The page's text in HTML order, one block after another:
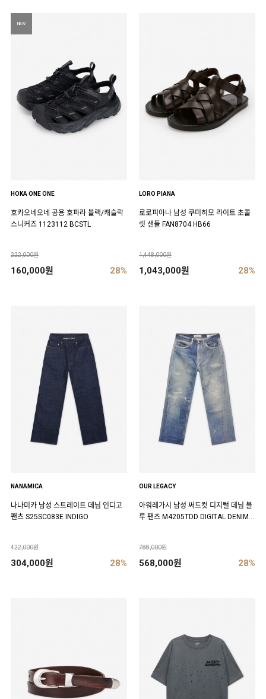
NEW
HOKA ONE ONE
호카오네오네 공용 호파라 블랙/캐슬락
스니커즈 1123112 BCSTL
222,000원
160,000원 28%
LORO PIANA
로로피아나 남성 쿠미히모 라이트 초콜
릿 샌들 FAN8704 HB66
1,448,000원
1,043,000원 28%
NANAMICA
나나미카 남성 스트레이트 데님 인디고
팬츠 S25SC083E INDIGO
422,000원
304,000원 28%
OUR LEGACY
아워레가시 남성 써드컷 디지털 데님 블
루 팬츠 M4205TDD DIGITAL DENIM P
788,000원
568,000원 28%